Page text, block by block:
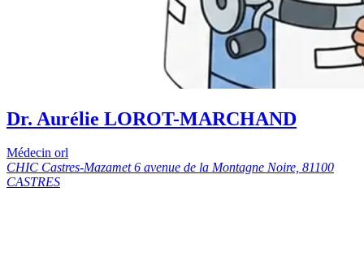
Dr. Aurélie LOROT-MARCHAND
Médecin orl
CHIC Castres-Mazamet 6 avenue de la Montagne Noire, 81100
CASTRES